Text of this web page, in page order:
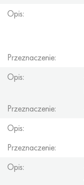
Opis:
Przeznaczenie:
Opis:
Przeznaczenie:
Opis:
Przeznaczenie:
Opis: